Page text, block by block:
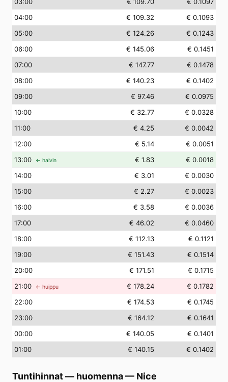
04:00 € 109.32
€ 0.1093
05:00 € 124.26
€ 0.1243
06:00 € 145.06
€ 0.1451
07:00 € 147.77
€ 0.1478
08:00 € 140.23
€ 0.1402
09:00 € 97.46
€ 0.0975
10:00 € 32.77
€ 0.0328
11:00 € 4.25
€ 0.0042
12:00 € 5.14
€ 0.0051
13:00 ← halvin € 1.83
€ 0.0018
14:00 € 3.01
€ 0.0030
15:00 € 2.27
€ 0.0023
16:00 € 3.58
€ 0.0036
17:00 € 46.02
€ 0.0460
18:00 € 112.13
€ 0.1121
19:00 € 151.43
€ 0.1514
20:00 € 171.51
€ 0.1715
21:00 ← huippu € 178.24
€ 0.1782
22:00 € 174.53
€ 0.1745
23:00 € 164.12
€ 0.1641
00:00 € 140.05
€ 0.1401
01:00 € 140.15 € 0.1402
Tuntihinnat — huomenna— Nice